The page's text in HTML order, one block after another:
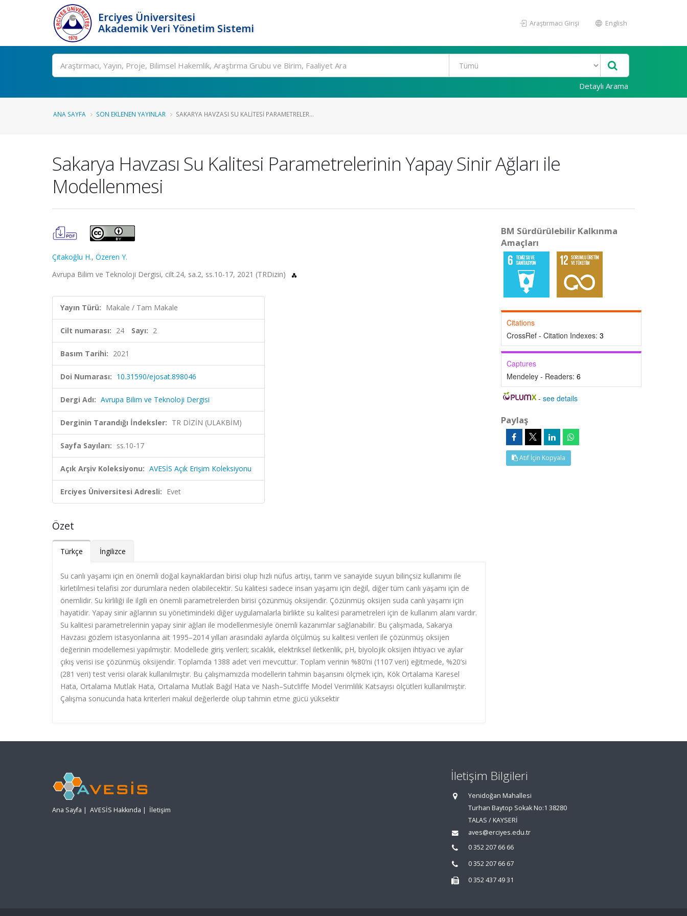
Erciyes Üniversitesi
Akademik Veri Yönetim Sistemi
Araştırmacı Girişi English
Ara
Detaylı Arama
ANA SAYFA SON EKLENEN YAYINLAR SAKARYA HAVZASI SU KALITESI PARAMETRELER...
Sakarya Havzası Su Kalitesi Parametrelerinin Yapay Sinir Ağları ile
Modellenmesi
Çıtakoğlu H., Özeren Y.
Avrupa Bilim ve Teknoloji Dergisi, cilt.24, sa.2, ss.10-17, 2021 (TRDizin)
Yayın Türü: Makale / Tam Makale
Cilt numarası: 24 Sayı: 2
Basım Tarihi: 2021
Doi Numarası: 10.31590/ejosat.898046
Dergi Adı: Avrupa Bilim ve Teknoloji Dergisi
Derginin Tarandığı İndeksler: TR DİZİN (ULAKBİM)
Sayfa Sayıları: ss.10-17
Açık Arşiv Koleksiyonu: AVESİS Açık Erişim Koleksiyonu
Erciyes Üniversitesi Adresli: Evet
Özet
Türkçe İngilizce
Su canlı yaşamı için en önemli doğal kaynaklardan birisi olup hızlı nüfus artışı, tarım ve sanayide suyun bilinçsiz kullanımı ile
kirletilmesi telafisi zor durumlara neden olabilecektir. Su kalitesi sadece insan yaşamı için değil, diğer tüm canlı yaşamı için de
önemlidir. Su kirliliği ile ilgili en önemli parametrelerden birisi çözünmüş oksijendir. Çözünmüş oksijen suda canlı yaşamı için
hayatidir. Yapay sinir ağlarının su yönetimindeki diğer uygulamalarla birlikte su kalitesi parametreleri için de kullanım alanı vardır.
Su kalitesi parametrelerinin yapay sinir ağları ile modellenmesiyle önemli kazanımlar sağlanabilir. Bu çalışmada, Sakarya
Havzası gözlem istasyonlarına ait 1995–2014 yılları arasındaki aylarda ölçülmüş su kalitesi verileri ile çözünmüş oksijen
değerinin modellemesi yapılmıştır. Modellede giriş verileri; sıcaklık, elektriksel iletkenlik, pH, biyolojik oksijen ihtiyacı ve aylar
çıkış verisi ise çözünmüş oksijendir. Toplamda 1388 adet veri mevcuttur. Toplam verinin %80’ni (1107 veri) eğitmede, %20’si
(281 veri) test verisi olarak kullanılmıştır. Bu çalışmamızda modellerin tahmin başarısını ölçmek için, Kök Ortalama Karesel
Hata, Ortalama Mutlak Hata, Ortalama Mutlak Bağıl Hata ve Nash–Sutcliffe Model Verimlilik Katsayısı ölçütleri kullanılmıştır.
Çalışma sonucunda hata kriterleri makul değerlerde olup tahmin etme gücü yüksektir
BM Sürdürülebilir Kalkınma
Amaçları
Citations
CrossRef - Citation Indexes: 3
Captures
Mendeley - Readers: 6
-see details
Paylaş
Atıf İçin Kopyala
Ana Sayfa | AVESİS Hakkında | İletişim
İletişim Bilgileri
Yenidoğan Mahallesi
Turhan Baytop Sokak No:1 38280
TALAS / KAYSERİ
aves@erciyes.edu.tr
0 352 207 66 66
0 352 207 66 67
0 352 437 49 31